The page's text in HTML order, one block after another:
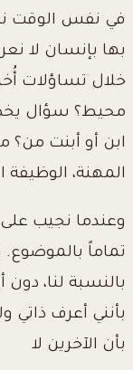
في نفس الوقت
بها بإنسان لا
خلال تساؤلات
محيط؟ سؤال
ابن أو أبنت من؟
المهنة، الوظيفة
وعندما نجيب على
تماماً بالموضوع.
بالنسبة لنا،
بأنني أعرف
بأن الآخرين لا